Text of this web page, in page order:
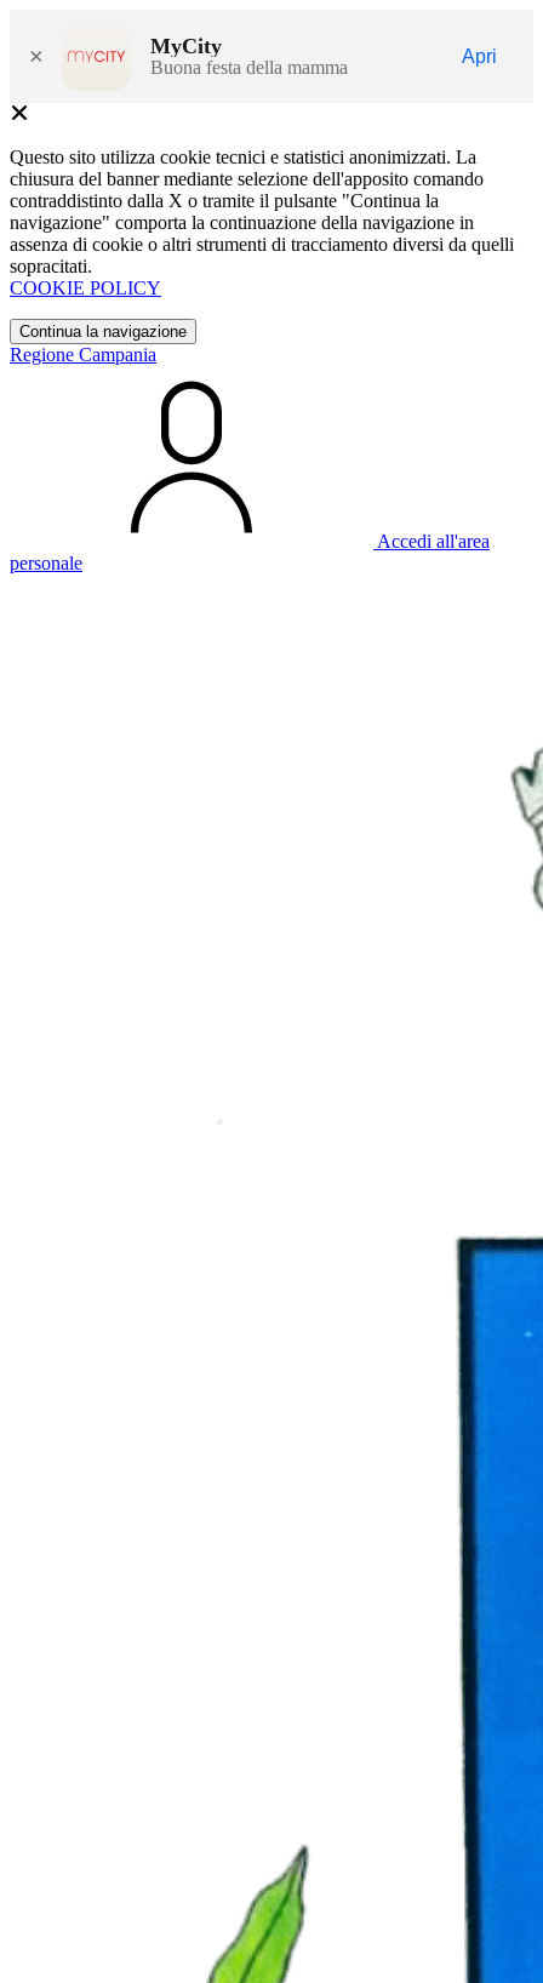
× MyCity
Buona festa della mamma
Apri
Questo sito utilizza cookie tecnici e statistici anonimizzati. La
chiusura del banner mediante selezione dell'apposito comando
contraddistinto dalla X o tramite il pulsante "Continua la
navigazione" comporta la continuazione della navigazione in
assenza di cookie o altri strumenti di tracciamento diversi da quelli
sopracitati.
COOKIE POLICY
Continua la navigazione
Regione Campania
Accedi all'area
personale